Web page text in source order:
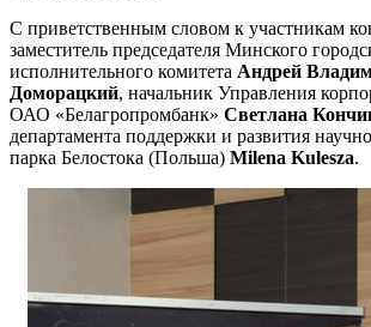
С приветственным словом к участникам
заместитель председателя Минского
исполнительного комитета Андрей
Доморацкий, начальник Управления
ОАО «Белагропромбанк» Светлана
департамента поддержки и развития
парка Белостока (Польша) Milena Kulesza.